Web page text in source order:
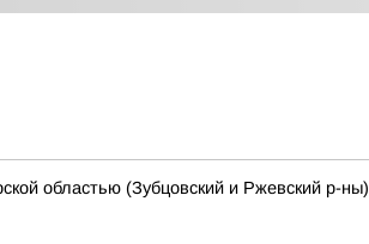
областью (Зубцовский и Ржевский р-ны)